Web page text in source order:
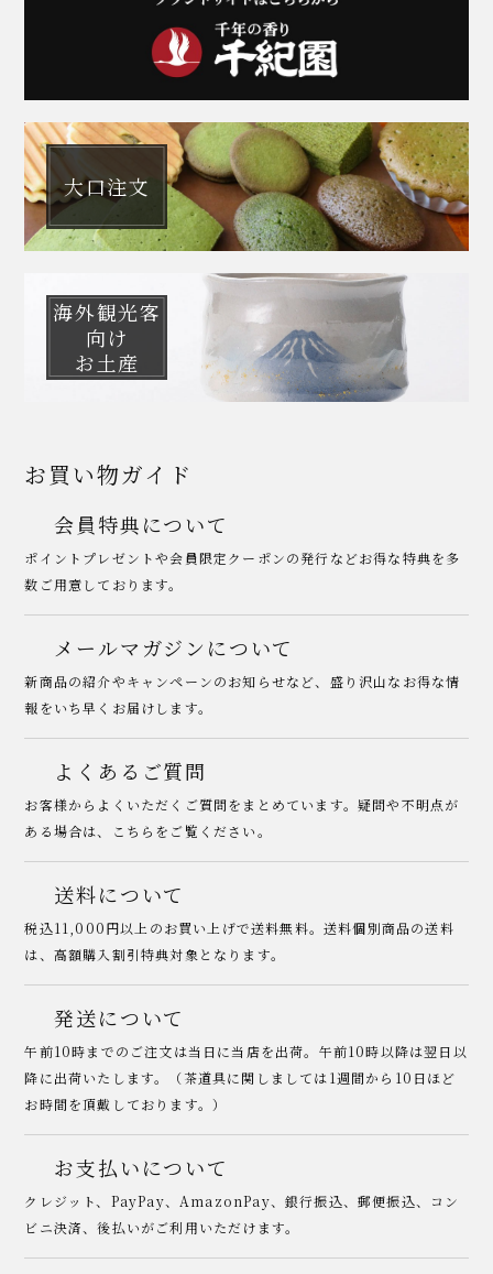
大口注文
海外観光客
向け
お土産
お買い物ガイド
会員特典について
ポイントプレゼントや会員限定クーポンの発行などお得な特典を多
数ご用意しております。
メールマガジンについて
新商品の紹介やキャンペーンのお知らせなど、盛り沢山なお得な情
報をいち早くお届けします。
よくあるご質問
お客様からよくいただくご質問をまとめています。疑問や不明点が
ある場合は、こちらをご覧ください。
送料について
税込11,000円以上のお買い上げで送料無料。送料個別商品の送料
は、高額購入割引特典対象となります。
発送について
午前10時までのご注文は当日に当店を出荷。午前10時以降は翌日以
降に出荷いたします。（茶道具に関しましては1週間から10日ほど
お時間を頂戴しております。）
お支払いについて
クレジット、PayPay、AmazonPay、銀行振込、郵便振込、コン
ビニ決済、後払いがご利用いただけます。